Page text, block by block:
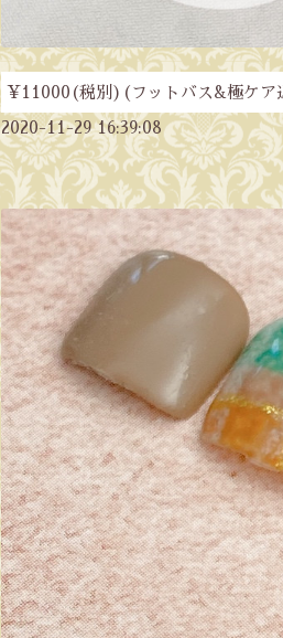
¥11000(税別)(フットバス&極ケア
2020-11-29 16:39:08